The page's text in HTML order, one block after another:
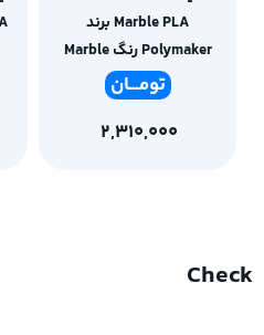
Marble PLA برند
Polymaker رنگ Marble
Brick
تومـــان
2,310,000
Check